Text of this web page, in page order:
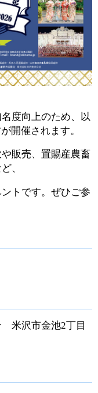
度向上のため、以
開催されます。
販売、置賜産農畜
、
トです。ぜひご参
米沢市金池2丁目